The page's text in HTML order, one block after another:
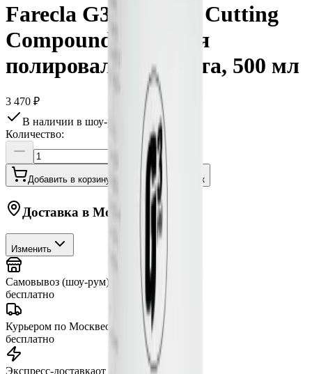
Farecla G3 Pro D.A. Cutting
Compound режущая
полировальная паста, 500 мл
3 470 ₽
В наличии в шоу-руме
Количество:
Добавить в корзину Купить в 1 клик
Доставка в Москву
Изменить
Самовывоз (шоу-рум) сегодня
бесплатно
Курьером по Москвеот 3 часов
бесплатно
Экспресс-доставкаот 2 часов